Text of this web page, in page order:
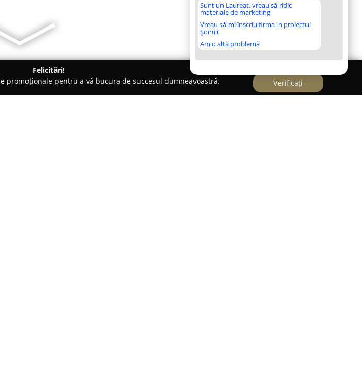
Sunt un Laureat, vreau să ridic
materiale de marketing
Vreau să-mi înscriu firma in proiectul
Șoimii
Am o altă problemă
Felicitări!
promoționale pentru a vă bucura de succesul dumneavoastră.
Verificați